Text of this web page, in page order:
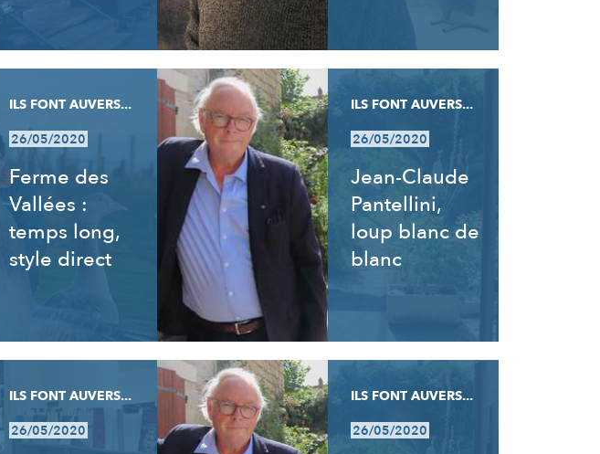
ILS FONT AUVERS...
26/05/2020
Ferme des
Vallées :
temps long,
style direct
ILS FONT AUVERS...
26/05/2020
Jean-Claude
Pantellini,
loup blanc de
blanc
ILS FONT AUVERS...
26/05/2020
ILS FONT AUVERS...
26/05/2020